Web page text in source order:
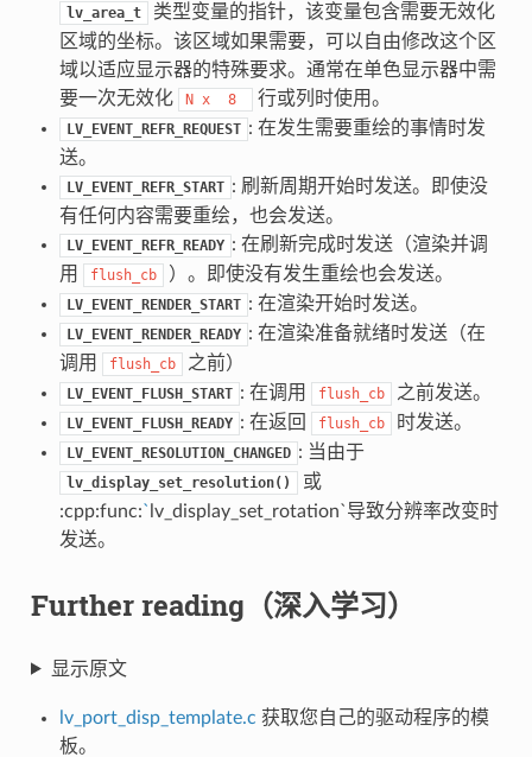
lv_area_t
类型变量的指针，该变量包含需要无效化
区域的坐标。该区域如果需要，可以自由修改这个区
域以适应显示器的特殊要求。通常在单色显示器中需
要一次无效化
N x 8 行或列时使用。
LV_EVENT_REFR_REQUEST : 在发生需要重绘的事情时发
送。
LV_EVENT_REFR_START : 刷新周期开始时发送。即使没
有任何内容需要重绘，也会发送。
LV_EVENT_REFR_READY : 在刷新完成时发送（渲染并调
用
flush_cb ）。即使没有发生重绘也会发送。
LV_EVENT_RENDER_START : 在渲染开始时发送。
LV_EVENT_RENDER_READY : 在渲染准备就绪时发送（在
调用
flush_cb 之前）
LV_EVENT_FLUSH_START : 在调用 flush_cb 之前发送。
LV_EVENT_FLUSH_READY : 在返回 flush_cb 时发送。
LV_EVENT_RESOLUTION_CHANGED : 当由于
lv_display_set_resolution()
或
:cpp:func:` lv_display_set_rotation`导致分辨率改变时
发送。
Further reading（深入学习）
显示原文
lv_port_disp_template.c 获取您自己的驱动程序的模
板。